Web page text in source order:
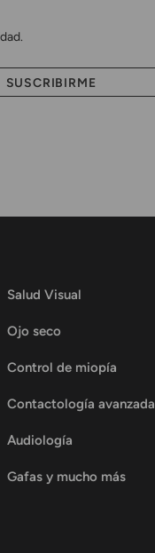
Salud Visual
Ojo seco
Control de miopía
Contactología avanzada
Audiología
Gafas y mucho más